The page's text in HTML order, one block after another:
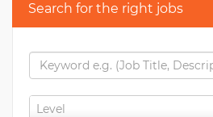
Search for the right jobs
Level